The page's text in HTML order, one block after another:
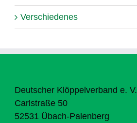
Verschiedenes
Deutscher Klöppelverband e. V.
Carlstraße 50
52531 Übach-Palenberg